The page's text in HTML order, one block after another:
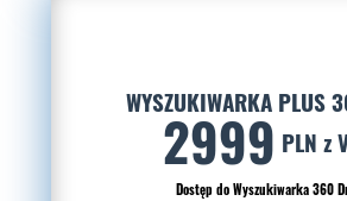
WYSZUKIWARKA PLUS
2999 PLN z
Dostęp do Wyszukiwarka 360